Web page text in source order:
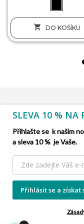
 DO KOŠÍKU
INFORMACE
SLUŽBA
NAŠE NABÍDKY
INFORMACE O
SLEVA 10 % NA
Přihlašte se k našim
a sleva 10 % je Vaše.
Přihlásit se a získat